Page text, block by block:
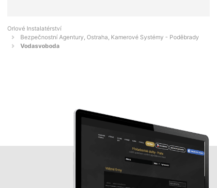
Orlové Instalatérství
Bezpečnostní Agentury, Ostraha, Kamerové Systémy - Poděbrady
Vodasvoboda